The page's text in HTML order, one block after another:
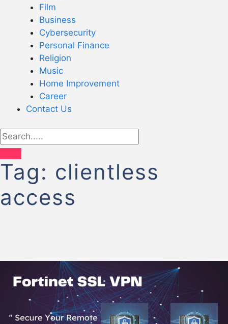
Film
Business
Cybersecurity
Personal Finance
Religion
Music
Home Improvement
Career
Contact Us
Tag: clientless
access